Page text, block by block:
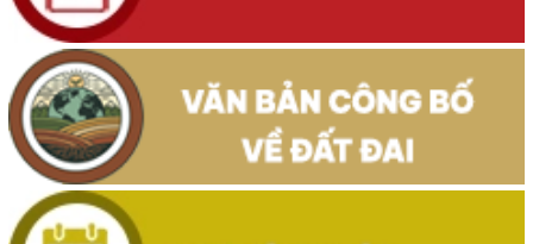
sử dụng
(29/07/2026, 00:00)
Thông báo về việc niêm yết, công khai hồ sơ mất Giấy chứng nhận
quyền sử dụng đất mang tên ông Cù Văn Châu và bà Nguyễn Thị
Kim Tâm. Thường trú tại: Phường Buôn Hồ, tỉnh Đắk Lắk
(29/07/2026, 00:00)
Thông báo về việc cấp giấy chứng nhận quyền sử dụng đất, tài sản